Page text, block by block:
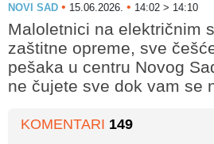
NOVI SAD • 15.06.2026. • 14:02 > 14:10
Maloletnici na električnim
zaštitne opreme, sve
pešaka u centru Novog
ne čujete sve dok vam se
KOMENTARI 149